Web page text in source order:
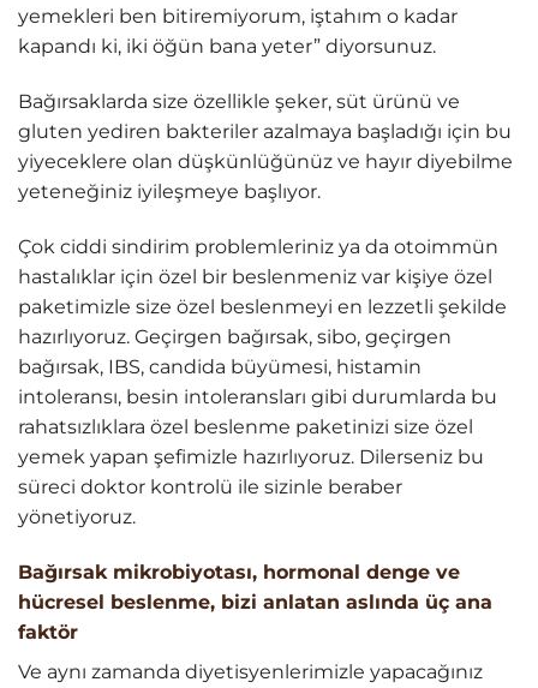
yemekleri ben bitiremiyorum, iştahım o kadar
kapandı ki, iki öğün bana yeter” diyorsunuz.
Bağırsaklarda size özellikle şeker, süt ürünü ve
gluten yediren bakteriler azalmaya başladığı için bu
yiyeceklere olan düşkünlüğünüz ve hayır diyebilme
yeteneğiniz iyileşmeye başlıyor.
Çok ciddi sindirim problemleriniz ya da otoimmün
hastalıklar için özel bir beslenmeniz var kişiye özel
paketimizle size özel beslenmeyi en lezzetli şekilde
hazırlıyoruz. Geçirgen bağırsak, sibo, geçirgen
bağırsak, IBS, candida büyümesi, histamin
intoleransı, besin intoleransları gibi durumlarda bu
rahatsızlıklara özel beslenme paketinizi size özel
yemek yapan şefimizle hazırlıyoruz. Dilerseniz bu
süreci doktor kontrolü ile sizinle beraber
yönetiyoruz.
Bağırsak mikrobiyotası, hormonal denge ve
hücresel beslenme, bizi anlatan aslında üç ana
faktör
Ve aynı zamanda diyetisyenlerimizle yapacağınız